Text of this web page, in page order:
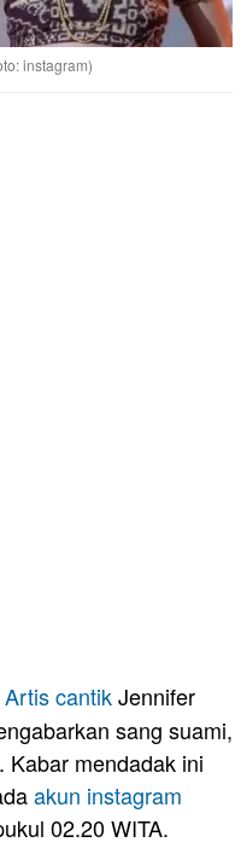
instagram)
ArtiscantikJennifer
sang suami,
Kabar mendadak ini
akun instagram
02.20 WITA.